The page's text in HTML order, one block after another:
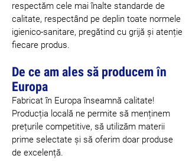
respectăm cele mai înalte standarde de
calitate, respectând pe deplin toate normele
igienico-sanitare, pregătind cu grijă și atenție
fiecare produs.
De ce am ales să producem în
Europa
Fabricat în Europa înseamnă calitate!
Producția locală ne permite să menținem
prețurile competitive, să utilizăm materii
prime selectate și să oferim doar produse
de excelență.